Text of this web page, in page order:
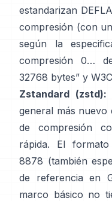
estandarizan
compresión (con
según la
compresión 0…
32768 bytes” y
Zstandard (zstd):
general más nuevo
de compresión
rápida. El
8878 (también
de referencia en
marco básico no